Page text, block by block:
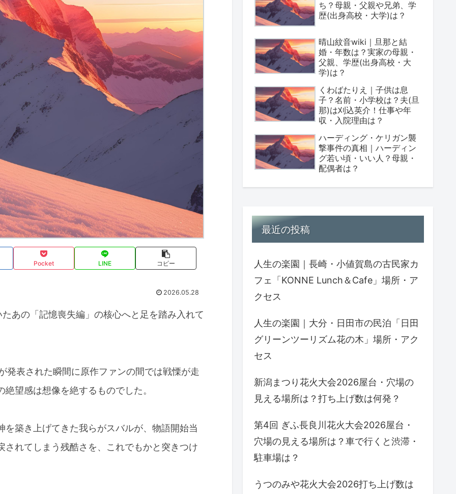
Pocket LINE コピー
2026.05.28
あの「記憶喪失編」の核心へと足を踏み入れて
発表された瞬間に原作ファンの間では戦慄が走
望感は想像を絶するものでした。
築き上げてきた我らがスバルが、物語開始当
れてしまう残酷さを、これでもかと突きつけ
ち？母親・父親や兄弟、学
歴(出身高校・大学)は？
晴山紋音wiki｜旦那と結
婚・年数は？実家の母親・
父親、学歴(出身高校・大
学)は？
くわばたりえ｜子供は息
子？名前・小学校は？夫(旦
那)は刈込英介！仕事や年
収・入院理由は？
ハーディング・ケリガン襲
撃事件の真相｜ハーディン
グ若い頃・いい人？母親・
配偶者は？
最近の投稿
人生の楽園｜長崎・小値賀島の古民家カ
フェ「KONNE Lunch＆Cafe」場所・ア
クセス
人生の楽園｜大分・日田市の民泊「日田
グリーンツーリズム花の木」場所・アク
セス
新潟まつり花火大会2026屋台・穴場の
見える場所は？打ち上げ数は何発？
第4回 ぎふ長良川花火大会2026屋台・
穴場の見える場所は？車で行くと渋滞・
駐車場は？
うつのみや花火大会2026打ち上げ数は